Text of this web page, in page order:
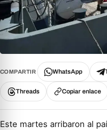
COMPARTIR WhatsApp
Threads Copiar enlace
Este martes arribaron al